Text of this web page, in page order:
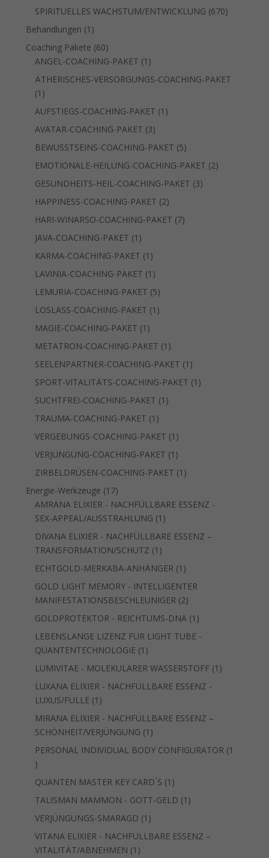
Produkte
SPIRITUELLES WACHSTUM/ENTWICKLUNG 670670
Behandlungen 1 1
Produkt
Coaching Pakete 6060
Produkte
ANGEL-COACHING-PAKET 1 1
Produkt
ÄTHERISCHES-VERSORGUNGS-COACHING-PAKET
1 1
Produkt
AUFSTIEGS-COACHING-PAKET 1 1
AVATAR-COACHING-PAKET 33
Produkte
BEWUSSTSEINS-COACHING-PAKET 55
Produkte
EMOTIONALE-HEILUNG-COACHING-PAKET 22
GESUNDHEITS-HEIL-COACHING-PAKET 33
HAPPINESS-COACHING-PAKET 22
Produkte
HARI-WINARSO-COACHING-PAKET 77
JAVA-COACHING-PAKET 1 1
Produkt
KARMA-COACHING-PAKET 1 1
Produkt
LAVINIA-COACHING-PAKET 1 1
Produkt
LEMURIA-COACHING-PAKET 55
Produkte
LOSLASS-COACHING-PAKET 1 1
MAGIE-COACHING-PAKET 1 1
Produkt
METATRON-COACHING-PAKET 1 1
Produkt
SEELENPARTNER-COACHING-PAKET 1 1
Produkt
SPORT-VITALITÄTS-COACHING-PAKET 1 1
SUCHTFREI-COACHING-PAKET 1 1
TRAUMA-COACHING-PAKET 1 1
Produkt
VERGEBUNGS-COACHING-PAKET 1 1
Produkt
VERJÜNGUNG-COACHING-PAKET 1 1
Produkt
ZIRBELDRÜSEN-COACHING-PAKET 1 1
Energie-Werkzeuge 1717
Produkte
AMRANA ELIXIER - NACHFÜLLBARE ESSENZ -
SEX-APPEAL/AUSSTRAHLUNG 1 1
Produkt
DIVANA ELIXIER - NACHFÜLLBARE ESSENZ –
TRANSFORMATION/SCHUTZ 1 1
Produkt
ECHTGOLD-MERKABA-ANHÄNGER 1 1
Produkt
GOLD LIGHT MEMORY - INTELLIGENTER
MANIFESTATIONSBESCHLEUNIGER 22
Produkte
GOLDPROTEKTOR - REICHTUMS-DNA 1 1
Produkt
LEBENSLANGE LIZENZ FÜR LIGHT TUBE -
QUANTENTECHNOLOGIE 1 1
Produkt
LUMIVITAE - MOLEKULARER WASSERSTOFF 1 1
LUXANA ELIXIER - NACHFÜLLBARE ESSENZ -
LUXUS/FÜLLE 1 1
Produkt
MIRANA ELIXIER - NACHFÜLLBARE ESSENZ –
SCHÖNHEIT/VERJÜNGUNG 1 1
Produkt
PERSONAL INDIVIDUAL BODY CONFIGURATOR 1
1
Produkt
QUANTEN MASTER KEY CARD ́S 1 1
Produkt
TALISMAN MAMMON - GOTT-GELD 1 1
VERJÜNGUNGS-SMARAGD 1 1
Produkt
VITANA ELIXIER - NACHFÜLLBARE ESSENZ –
VITALITÄT/ABNEHMEN 1 1